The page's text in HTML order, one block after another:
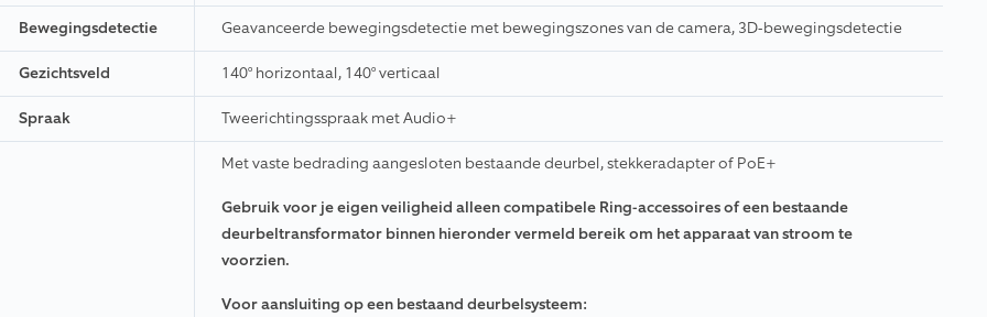
Bewegingsdetectie Geavanceerde bewegingsdetectie met bewegingszones van de camera, 3D-bewegingsdetectie
Gezichtsveld 140° horizontaal, 140° verticaal
Spraak Tweerichtingsspraak met Audio+
Met vaste bedrading aangesloten bestaande deurbel, stekkeradapter of PoE+
Gebruik voor je eigen veiligheid alleen compatibele Ring-accessoires of een bestaande
deurbeltransformator binnen hieronder vermeld bereik om het apparaat van stroom te
voorzien.
Voor aansluiting op een bestaand deurbelsysteem: